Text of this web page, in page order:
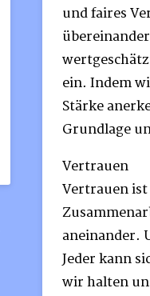
und faires
ein. Indem
Stärke
Grundlage
Vertrauen
Vertrauen ist
aneinander.
Jeder kann
wir halten